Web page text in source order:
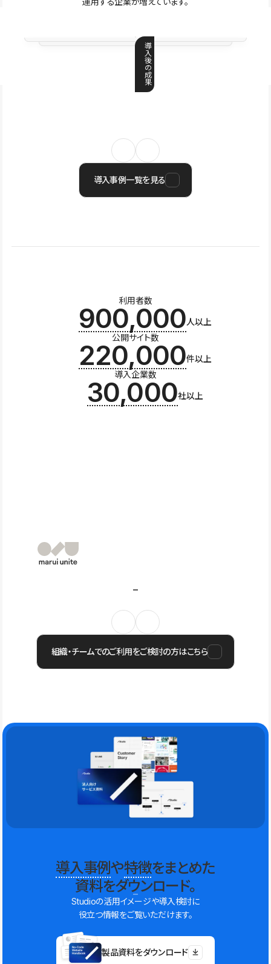
導
入
後
の
成
果
導入事例一覧を見る
利用者数
900,000人以上
公開サイト数
220,000件以上
導入企業数
30,000社以上
組織・チームでのご利用をご検討の方はこちら
導入事例や特徴をまとめた
資料をダウンロード。
Studioの活用イメージや導入検討に
役立つ情報をご覧いただけます。
製品資料をダウンロード